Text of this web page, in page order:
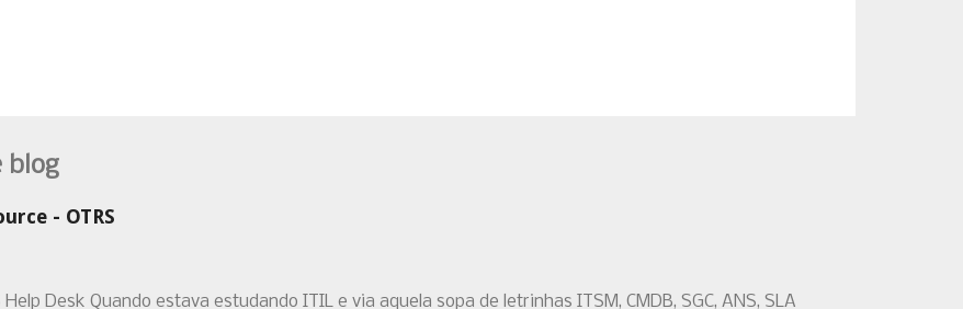
blog
- OTRS
Desk Quando estava estudando ITIL e via aquela sopa de letrinhas ITSM, CMDB, SGC, ANS, SLA